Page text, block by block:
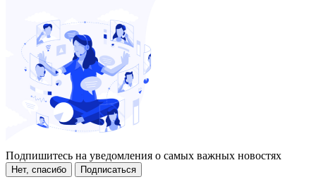
Подпишитесь на уведомления о самых важных новостях
Нет, спасибо Подписаться